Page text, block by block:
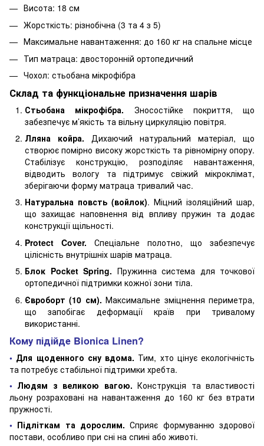
Висота: 18 см
Жорсткість: різнобічна (3 та 4 з 5)
Максимальне навантаження: до 160 кг на спальне місце
Тип матраца: двосторонній ортопедичний
Чохол: стьобана мікрофібра
Склад та функціональне призначення шарів
Стьобана мікрофібра. Зносостійке покриття, що
забезпечує м’якість та вільну циркуляцію повітря.
Лляна койра. Дихаючий натуральний матеріал, що
створює помірно високу жорсткість та рівномірну опору.
Стабілізує конструкцію, розподіляє навантаження,
відводить вологу та підтримує свіжий мікроклімат,
зберігаючи форму матраца тривалий час.
Натуральна повсть (войлок). Міцний ізоляційний шар,
що захищає наповнення від впливу пружин та додає
конструкції щільності.
Protect Cover. Спеціальне полотно, що забезпечує
цілісність внутрішніх шарів матраца.
Блок Pocket Spring. Пружинна система для точкової
ортопедичної підтримки кожної зони тіла.
Євроборт (10 см). Максимальне зміцнення периметра,
що запобігає деформації країв при тривалому
використанні.
Кому підійде Bionica Linen?
• Для щоденного сну вдома. Тим, хто цінує екологічність
та потребує стабільної підтримки хребта.
• Людям з великою вагою. Конструкція та властивості
льону розраховані на навантаження до 160 кг без втрати
пружності.
• Підліткам та дорослим. Сприяє формуванню здорової
постави, особливо при сні на спині або животі.